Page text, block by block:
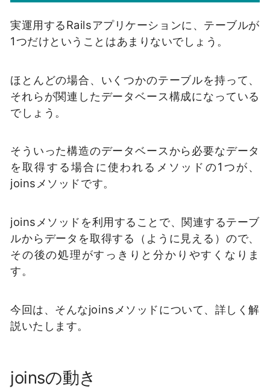
実運用するRailsアプリケーションに、テーブルが
1つだけということはあまりないでしょう。
ほとんどの場合、いくつかのテーブルを持って、
それらが関連したデータベース構成になっている
でしょう。
そういった構造のデータベースから必要なデータ
を取得する場合に使われるメソッドの1つが、
joinsメソッドです。
joinsメソッドを利用することで、関連するテーブ
ルからデータを取得する（ように見える）ので、
その後の処理がすっきりと分かりやすくなりま
す。
今回は、そんなjoinsメソッドについて、詳しく解
説いたします。
joinsの動き